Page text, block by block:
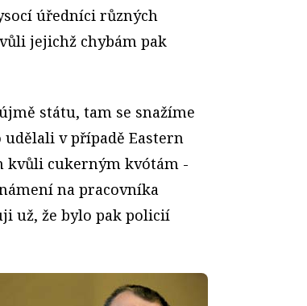
úředníci různých
jejichž chybám pak
státu, tam se snažíme
v případě Eastern
kvůli cukerným kvótám -
na pracovníka
už, že bylo pak policií